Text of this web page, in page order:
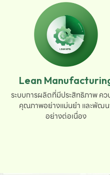
Lean
ระบบการผลิตที่มีประสิทธิภาพ ค
คุณภาพอย่างแม่นยำ และพัฒ
อย่างต่อเนื่อง